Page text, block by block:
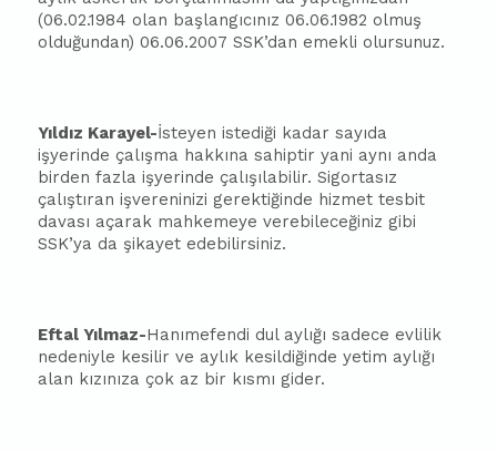
(06.02.1984 olan başlangıcınız 06.06.1982 olmuş
olduğundan) 06.06.2007 SSK’dan emekli olursunuz.
Yıldız Karayel-İsteyen istediği kadar sayıda
işyerinde çalışma hakkına sahiptir yani aynı anda
birden fazla işyerinde çalışılabilir. Sigortasız
çalıştıran işvereninizi gerektiğinde hizmet tesbit
davası açarak mahkemeye verebileceğiniz gibi
SSK’ya da şikayet edebilirsiniz.
Eftal Yılmaz-Hanımefendi dul aylığı sadece evlilik
nedeniyle kesilir ve aylık kesildiğinde yetim aylığı
alan kızınıza çok az bir kısmı gider.